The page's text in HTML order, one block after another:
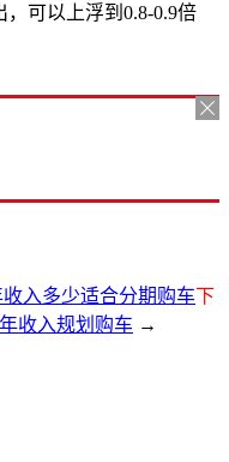
可以上浮到0.8-0.9倍
入多少适合分期购车下
收入规划购车 →